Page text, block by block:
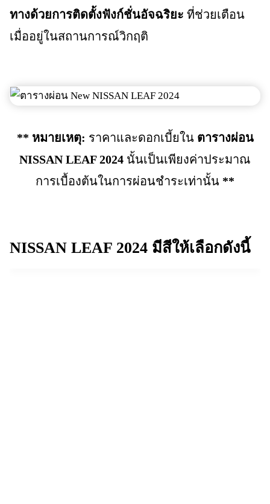
ทางด้วยการติดตั้งฟังก์ชั่นอัจฉริยะ ที่ช่วยเตือน
เมื่ออยู่ในสถานการณ์วิกฤติ
** หมายเหตุ: ราคาและดอกเบี้ยใน ตารางผ่อน
NISSAN LEAF 2024 นั้นเป็นเพียงค่าประมาณ
การเบื้องต้นในการผ่อนชำระเท่านั้น **
NISSAN LEAF 2024 มีสีให้เลือกดังนี้